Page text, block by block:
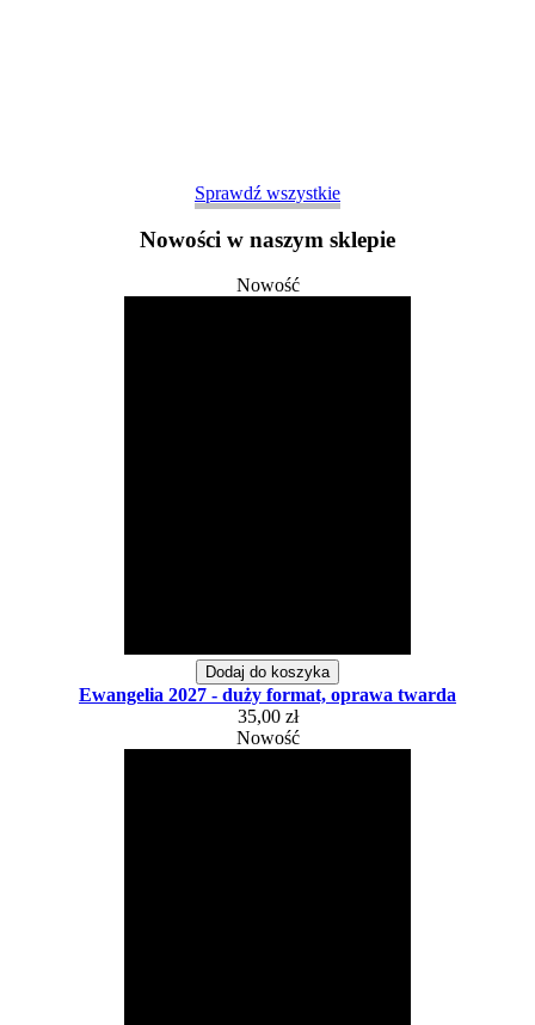
Sprawdź wszystkie
Nowości w naszym sklepie
Nowość
Dodaj do koszyka
Ewangelia 2027 - duży format, oprawa twarda
35,00 zł
Nowość